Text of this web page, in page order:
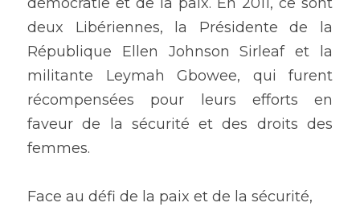
deux Libériennes, la Présidente de la
République Ellen Johnson Sirleaf et la
militante Leymah Gbowee, qui furent
récompensées pour leurs efforts en
faveur de la sécurité et des droits des
femmes.
Face au défi de la paix et de la sécurité,